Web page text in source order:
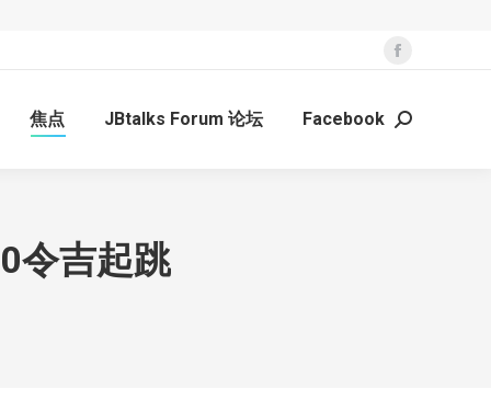
Facebook
opens
焦点 JBtalks Forum 论坛 Facebook Search:
令吉起跳